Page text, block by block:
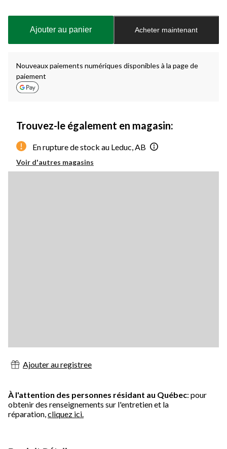
à
Ajouter au panier Acheter maintenant
Nouveaux paiements numériques disponibles à la page de
paiement
Trouvez-le également en magasin:
En rupture de stock au Leduc, AB
Voir d'autres magasins
Ajouter au registree
À l'attention des personnes résidant au Québec: pour
obtenir des renseignements sur l'entretien et la
réparation,cliquez ici.